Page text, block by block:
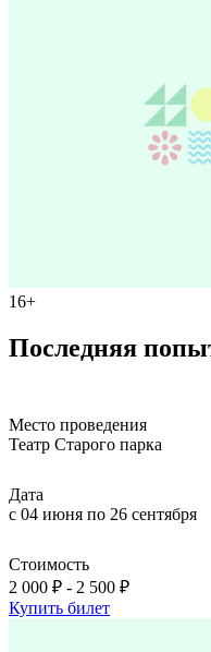
16+
Последняя
Место проведения
Театр Старого паркa
Дата
с 04 июня по 26 сентября
Стоимость
2 000 ₽ - 2 500 ₽
Купить билет